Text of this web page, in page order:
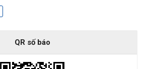
QR số báo